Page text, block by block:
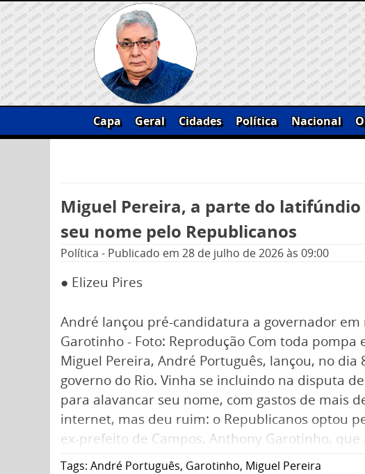
Skip
to
content
Capa Geral Cidades Política Nacional
Miguel Pereira, a parte do
seu nome pelo Republicanos
Política - Publicado em 28 de julho de 2026às 09:00
● Elizeu Pires
André lançou pré-candidatura a governador
Garotinho - Foto: Reprodução Com toda
Miguel Pereira, André Português, lançou, no
governo do Rio. Vinha se incluindo na disputa
para alavancar seu nome, com gastos de mais
internet, mas deu ruim: o Republicanos optou
ex-prefeito de Campos, Anthony Garotinho,
aparecia bem nas pesquisas de intenção de
Tags: André Português, Garotinho, Miguel Pereira